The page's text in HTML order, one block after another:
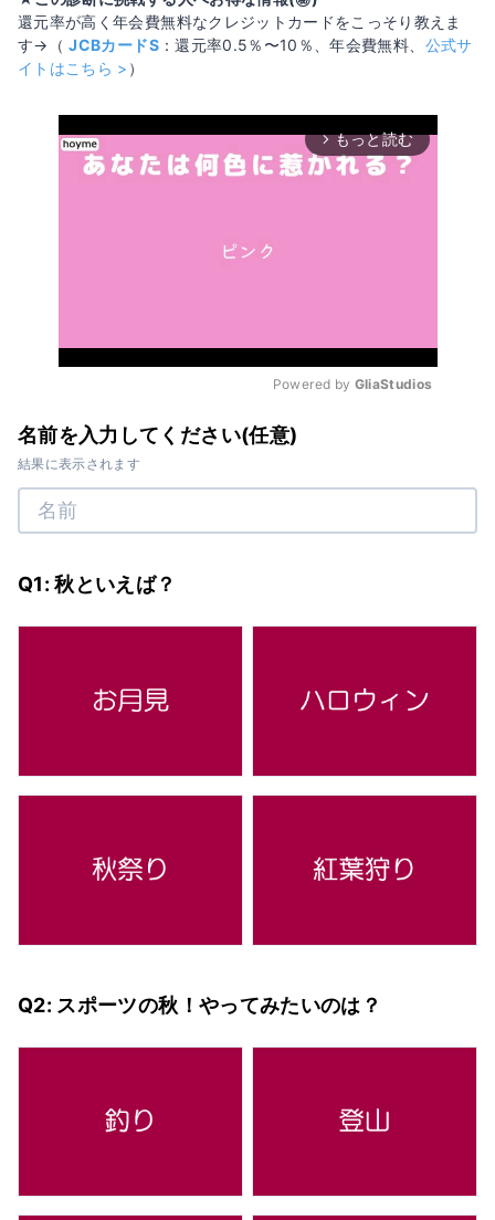
還元率が高く年会費無料なクレジットカードをこっそり教えま
す→（JCBカードS：還元率0.5％〜10％、年会費無料、 公式サ
イトはこちら > ）
arrow_forward_ios もっと読む
Powered by GliaStudios
名前を入力してください(任意)
結果に表示されます
Q1: 秋といえば？
Q2: スポーツの秋！やってみたいのは？